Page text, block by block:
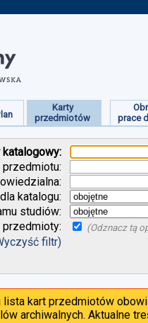
Karty
przedmiotów
prace
katalogowy:
przedmiotu:
katalogu:
studiów:
przedmioty:
(Odznacz tą
filtr)
kart przedmiotów
archiwalnych. Aktualne